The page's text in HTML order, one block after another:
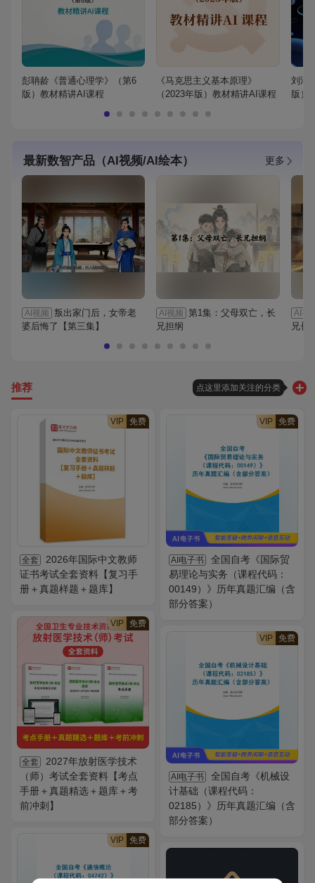
彭聃龄《普通心理学》（第6
版）教材精讲AI课程
《马克思主义基本原理》
（2023年版）教材精讲AI课程
刘鸿
版）
最新数智产品（AI视频/AI绘本） 更多
AI视频 叛出家门后，女帝老
婆后悔了【第三集】
AI视频
第1集：父母双亡，长
兄担纲
AI视
兄长
推荐 点这里添加关注的分类
VIP 免费
全套
2026年国际中文教师
证书考试全套资料【复习手
册＋真题样题＋题库】
VIP 免费
AI电子书
全国自考《国际贸
易理论与实务（课程代码：
00149）》历年真题汇编（含
部分答案）
VIP 免费
全套
2027年放射医学技术
（师）考试全套资料【考点
手册＋真题精选＋题库＋考
前冲刺】
VIP 免费
AI电子书
全国自考《机械设
计基础（课程代码：
02185）》历年真题汇编（含
部分答案）
VIP 免费